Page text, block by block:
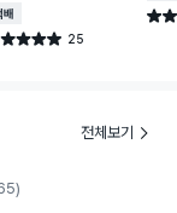
배배송
5.0점 25
건 작성
별점
전체보기